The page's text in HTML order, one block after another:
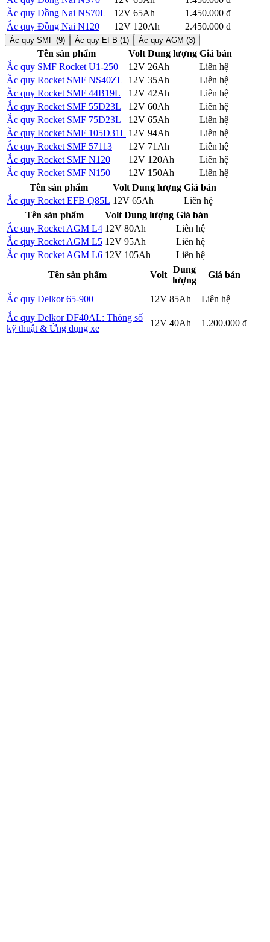
Ắc quy Đồng Nai NS70L
12V 65Ah 1.450.000 đ
Ắc quy Đồng Nai N120
12V 120Ah 2.450.000 đ
Ắc quy SMF (9) Ắc quy EFB (1) Ắc quy AGM (3)
Tên sản phẩm Volt Dung lượng Giá bán
Ắc quy SMF Rocket U1-250
12V 26Ah Liên hệ
Ắc quy Rocket SMF NS40ZL
12V 35Ah Liên hệ
Ắc quy Rocket SMF 44B19L
12V 42Ah Liên hệ
Ắc quy Rocket SMF 55D23L
12V 60Ah Liên hệ
Ắc quy Rocket SMF 75D23L
12V 65Ah Liên hệ
Ắc quy Rocket SMF 105D31L 12V 94Ah Liên hệ
Ắc quy Rocket SMF 57113
12V 71Ah Liên hệ
Ắc quy Rocket SMF N120
12V 120Ah Liên hệ
Ắc quy Rocket SMF N150
12V 150Ah Liên hệ
Tên sản phẩm
Volt Dung lượng Giá bán
Ắc quy Rocket EFB Q85L 12V 65Ah Liên hệ
Tên sản phẩm
Volt Dung lượng Giá bán
Ắc quy Rocket AGM L4 12V 80Ah Liên hệ
Ắc quy Rocket AGM L5 12V 95Ah Liên hệ
Ắc quy Rocket AGM L6 12V 105Ah Liên hệ
Tên sản phẩm
Volt
Dung
lượng
Giá bán
Ắc quy Delkor 65-900 12V 85Ah Liên hệ
Ắc quy Delkor DF40AL: Thông số
kỹ thuật & Ứng dụng xe
12V 40Ah 1.200.000 đ